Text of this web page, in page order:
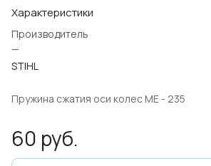
Характеристики
Производитель
—
STIHL
Пружина сжатия оси колес ME - 235
60 руб.